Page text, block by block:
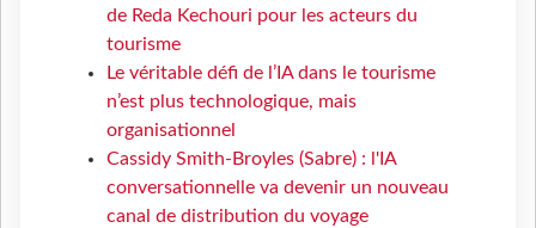
de Reda Kechouri pour les acteurs du
tourisme
Le véritable défi de l’IA dans le tourisme
n’est plus technologique, mais
organisationnel
Cassidy Smith-Broyles (Sabre) : l'IA
conversationnelle va devenir un nouveau
canal de distribution du voyage